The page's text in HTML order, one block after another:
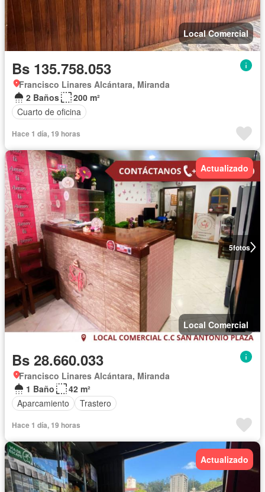
Local Comercial
Bs 135.758.053
Francisco Linares Alcántara, Miranda
2 Baños
200 m²
Cuarto de oficina
Hace 1 día, 19 horas
5fotos
Actualizado
Local Comercial
Bs 28.660.033
Francisco Linares Alcántara, Miranda
1 Baño
42 m²
Aparcamiento
Trastero
Hace 1 día, 19 horas
Actualizado